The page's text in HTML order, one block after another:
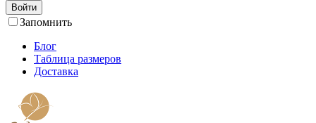
Войти
Запомнить
Блог
Таблица размеров
Доставка